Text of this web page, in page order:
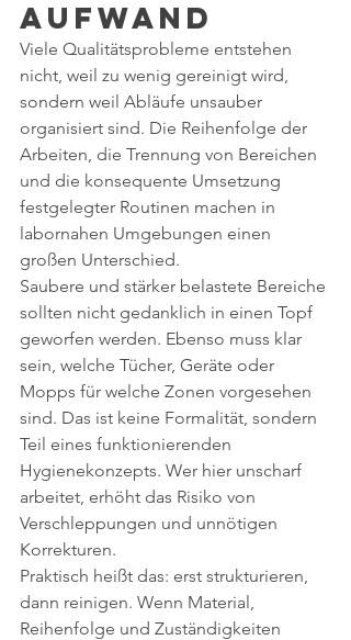
Aufwand
Viele Qualitätsprobleme entstehen
nicht, weil zu wenig gereinigt wird,
sondern weil Abläufe unsauber
organisiert sind. Die Reihenfolge der
Arbeiten, die Trennung von Bereichen
und die konsequente Umsetzung
festgelegter Routinen machen in
labornahen Umgebungen einen
großen Unterschied.
Saubere und stärker belastete Bereiche
sollten nicht gedanklich in einen Topf
geworfen werden. Ebenso muss klar
sein, welche Tücher, Geräte oder
Mopps für welche Zonen vorgesehen
sind. Das ist keine Formalität, sondern
Teil eines funktionierenden
Hygienekonzepts. Wer hier unscharf
arbeitet, erhöht das Risiko von
Verschleppungen und unnötigen
Korrekturen.
Praktisch heißt das: erst strukturieren,
dann reinigen. Wenn Material,
Reihenfolge und Zuständigkeiten